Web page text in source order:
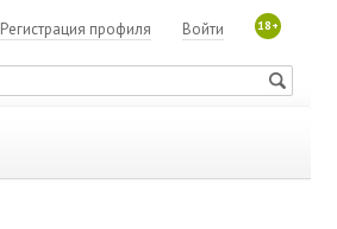
18+
Войти
Регистрация профиля